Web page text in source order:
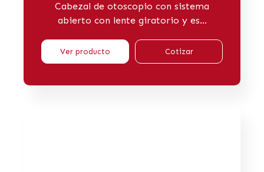
Cabezal de otoscopio con sistema
abierto con lente giratorio y es...
Ver producto Cotizar